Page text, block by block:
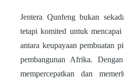
Jentera Qunfeng bukan
tetapi komited untuk
antara keupayaan pembuatan
pembangunan Afrika.
mempercepatkan dan